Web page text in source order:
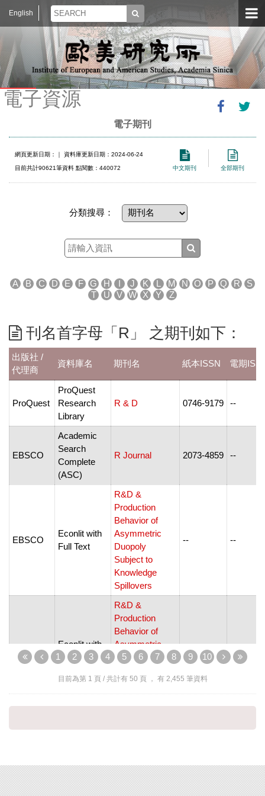
English
電子資源
電子期刊
中文期刊 全部期刊
網頁更新日期： ｜ 資料庫更新日期：2024-06-24
目前共計90621筆資料 點閱數：440072
分類搜尋：
A B C D E F G H I J K L M N O P Q R
S
T
U V W X Y Z
刊名首字母「R」 之期刊如下：
出版社 /
代理商
資料庫名 期刊名 紙本ISSN 電期
ProQuest
ProQuest
Research
Library
R & D 0746-9179 --
EBSCO
Academic
Search
Complete
(ASC)
R Journal 2073-4859 --
EBSCO
Econlit with
Full Text
R&D &
Production
Behavior of
Asymmetric
Duopoly
Subject to
Knowledge
Spillovers
-- --
EBSCO
Econlit with
Full Text
R&D &
Production
Behavior of
Asymmetric
Duopoly
Knowledge
Spillovers
-- --
Library
Management
EBSCO
Complete
(ASC)
Rabbit Genetics 2248-3098 --
1 2 3 4 5 6 7 8 9 10
目前為第 1 頁 / 共計有 50 頁 ， 有 2,455 筆資料